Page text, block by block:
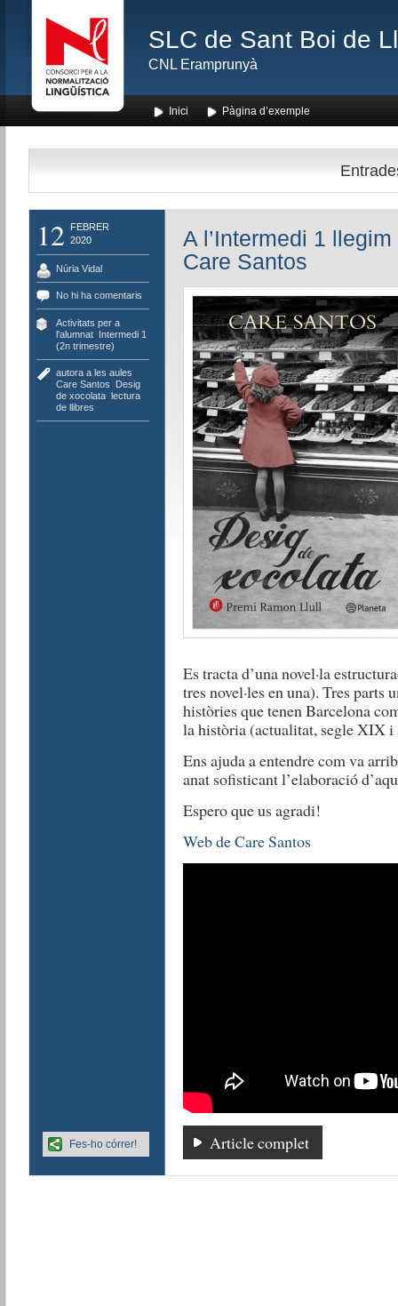
SLC de Sant Boi de
CNL Eramprunyà
Inici Pàgina d’exemple
12
FEBRER
2020
Núria Vidal
No hi ha comentaris
Activitats per a
l'alumnat, Intermedi 1
(2n trimestre)
autora a les aules
Care Santos
Desig
de xocolata, lectura
de llibres
A l’Intermedi 1
Care Santos
Es tracta d’una novel·la
tres novel·les en una). Tres parts
històries que tenen Barcelona
la història (actualitat, segle XIX
Ens ajuda a entendre com va
anat sofisticant l’elaboració
Espero que us agradi!
Web de Care Santos
Article complet
Fes-ho córrer!